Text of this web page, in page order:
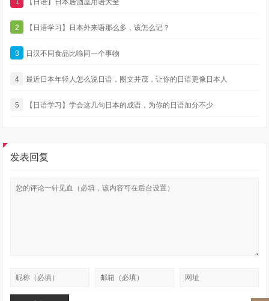
2 【日语学习】日本外来语那么多，该怎么记？
3 日汉不同食品比喻同一个事物
4 最近日本年轻人怎么说日语，图文并茂，让你的日语更像日本人
5 【日语学习】学会这几句日本的成语，为你的日语加分不少
发表回复